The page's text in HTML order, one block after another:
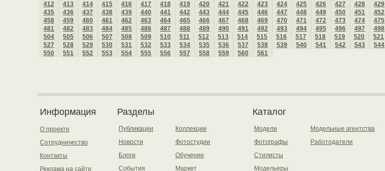
412
413 414 415 416 417 418 419 420 421 422 423 424 425 426 427 428 429
435
436 437 438 439 440 441 442 443 444 445 446 447 448 449 450 451 452
458
459 460 461 462 463 464 465 466 467 468 469 470 471 472 473 474 475
481
482 483 484 485 486 487 488 489 490 491 492 493 494 495 496 497 498
504
505 506 507 508 509 510 511 512 513 514 515 516 517 518 519 520 521
527
528 529 530 531 532 533 534 535 536 537 538 539 540 541 542 543 544
550
551 552 553 554 555 556 557 558 559 560 561
Информация
О проекте
Сотрудничество
Контакты
Реклама на сайте
Разделы
Публикации
Новости
Блоги
События
Коллекции
Фотостудии
Обучение
Маркет
Каталог
Модели
Фотографы
Стилисты
Модельеры
Модельные агентства
Работодатели